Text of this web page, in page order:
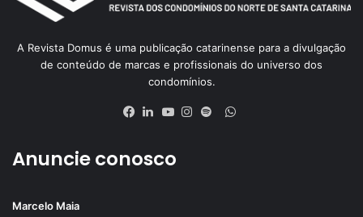
A Revista Domus é uma publicação catarinense para a divulgação
de conteúdo de marcas e profissionais do universo dos
condomínios.
WhatsApp
Anuncie conosco
Marcelo Maia